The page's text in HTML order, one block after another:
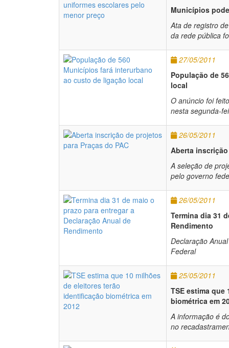
Municípios
Ata de registro
da rede pública
27/05/2011
População de
local
O anúncio foi
nesta segunda-
26/05/2011
Aberta
A seleção de
pelo governo
26/05/2011
Termina dia 31
Rendimento
Declaração
Federal
25/05/2011
TSE estima
biométrica em
A informação é
no